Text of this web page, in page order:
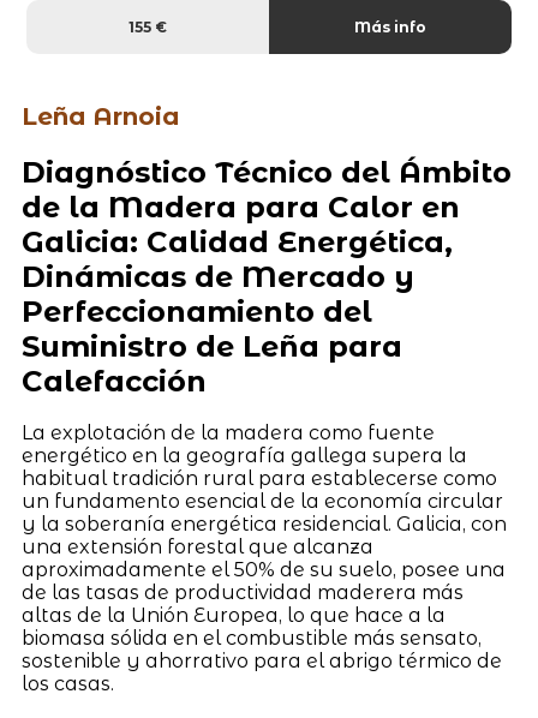
155 € Más info
Leña Arnoia
Diagnóstico Técnico del Ámbito
de la Madera para Calor en
Galicia: Calidad Energética,
Dinámicas de Mercado y
Perfeccionamiento del
Suministro de Leña para
Calefacción
La explotación de la madera como fuente
energético en la geografía gallega supera la
habitual tradición rural para establecerse como
un fundamento esencial de la economía circular
y la soberanía energética residencial. Galicia, con
una extensión forestal que alcanza
aproximadamente el 50% de su suelo, posee una
de las tasas de productividad maderera más
altas de la Unión Europea, lo que hace a la
biomasa sólida en el combustible más sensato,
sostenible y ahorrativo para el abrigo térmico de
los casas.